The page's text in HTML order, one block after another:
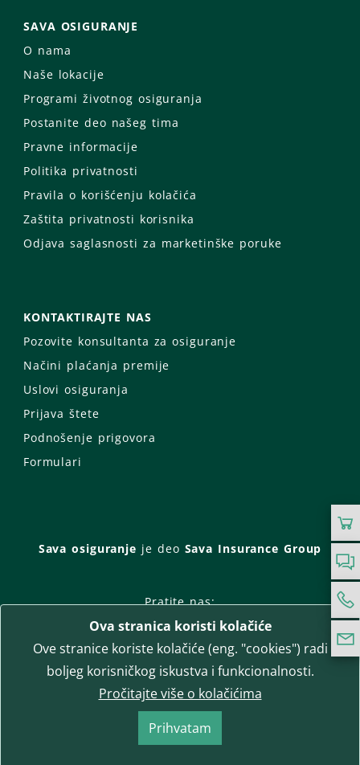
SAVA OSIGURANJE
O nama
Naše lokacije
Programi životnog osiguranja
Postanite deo našeg tima
Pravne informacije
Politika privatnosti
Pravila o korišćenju kolačića
Zaštita privatnosti korisnika
Odjava saglasnosti za marketinške poruke
KONTAKTIRAJTE NAS
Pozovite konsultanta za osiguranje
Načini plaćanja premije
Uslovi osiguranja
Prijava štete
Podnošenje prigovora
Formulari
Sava osiguranje je deo Sava Insurance Group
Pratite nas:
Facebook
Instagram
LinkedIn
Twitter
YouTube
WhatsApp
T-media d.o.o. | napredne komunikacije
Ova stranica koristi kolačiće
Ove stranice koriste kolačiće (eng. "cookies") radi
boljeg korisničkog iskustva i funkcionalnosti.
Pročitajte više o kolačićima
Prihvatam